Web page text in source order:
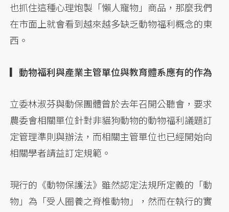
也抓住這種心理炮製「懶人寵物」商品，那麼我們
在市面上就會看到越來越多缺乏動物福利概念的東
西。
▎動物福利與產業主管單位與教育體系應有的作為
立委林淑芬與動保團體曾於去年召開公聽會，要求
農委會相關單位針對非貓狗動物的動物福利議題訂
定管理準則與辦法，而相關主管單位也已經開始向
相關學者請益訂定規範。
現行的《動物保護法》雖然認定法規所定義的「動
物」為「受人圈養之脊椎動物」，然而在執行的實